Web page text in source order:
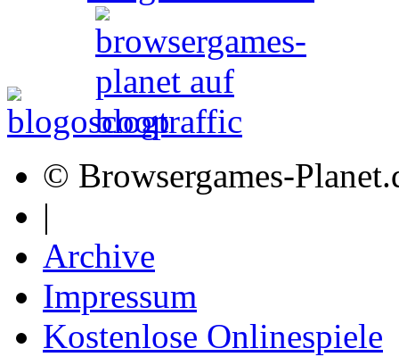
© Browsergames-
|
Archive
Impressum
Kostenlose Onlinespiele